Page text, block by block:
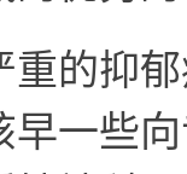
重的抑
早一些